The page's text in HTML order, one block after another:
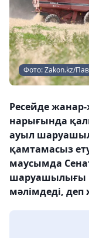
Фото: Zakon.kz/
Ресейде
нарығында
ауыл
қамтамасыз
маусымда
шаруашылығы
мәлімдеді,